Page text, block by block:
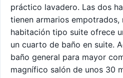
práctico lavadero. Las dos
tienen armarios empotrados,
habitación tipo suite ofrece
un cuarto de baño en suite.
baño general para mayor
magnífico salón de unos 30